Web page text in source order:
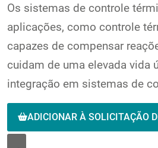
Os sistemas de controle
aplicações, como controle
capazes de compensar
cuidam de uma elevada vida
integração em sistemas de
ADICIONAR À SOLICITAÇÃO